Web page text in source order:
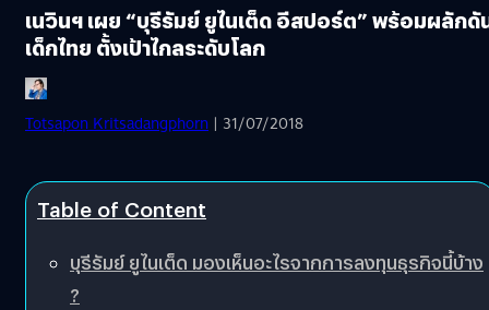
เนวินฯ เผย “บุรีรัมย์ ยูไนเต็ด อีสปอร์ต” พร้อมผลักดั
เด็กไทย ตั้งเป้าไกลระดับโลก
Totsapon Kritsadangphorn | 31/07/2018
Table of Content
บุรีรัมย์ ยูไนเต็ด มองเห็นอะไรจากการลงทุนธุรกิจนี้บ้าง
?